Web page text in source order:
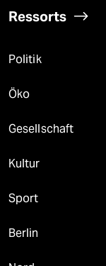
Ressorts
Politik
Öko
Gesellschaft
Kultur
Sport
Berlin